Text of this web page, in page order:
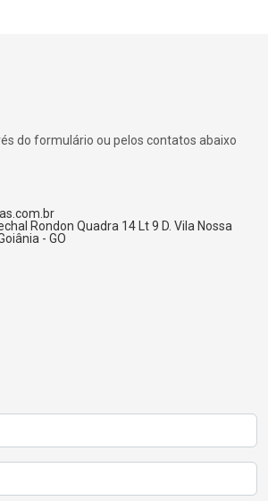
do formulário ou pelos contatos abaixo
Rondon Quadra 14 Lt 9 D. Vila Nossa
- GO